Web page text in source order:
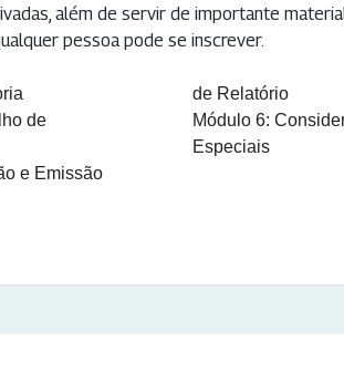
além de servir de importante
pessoa pode se inscrever.
de
e Emissão
de Relatório
Módulo 6:
Especiais